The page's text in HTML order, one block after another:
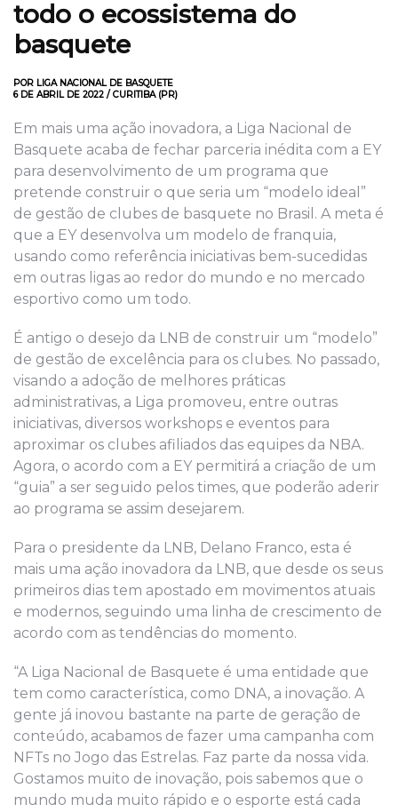
todo o ecossistema do
basquete
POR LIGA NACIONAL DE BASQUETE
6 DE ABRIL DE 2022 / CURITIBA (PR)
Em mais uma ação inovadora, a Liga Nacional de
Basquete acaba de fechar parceria inédita com a EY
para desenvolvimento de um programa que
pretende construir o que seria um “modelo ideal”
de gestão de clubes de basquete no Brasil. A meta é
que a EY desenvolva um modelo de franquia,
usando como referência iniciativas bem-sucedidas
em outras ligas ao redor do mundo e no mercado
esportivo como um todo.
É antigo o desejo da LNB de construir um “modelo”
de gestão de excelência para os clubes. No passado,
visando a adoção de melhores práticas
administrativas, a Liga promoveu, entre outras
iniciativas, diversos workshops e eventos para
aproximar os clubes afiliados das equipes da NBA.
Agora, o acordo com a EY permitirá a criação de um
“guia” a ser seguido pelos times, que poderão aderir
ao programa se assim desejarem.
Para o presidente da LNB, Delano Franco, esta é
mais uma ação inovadora da LNB, que desde os seus
primeiros dias tem apostado em movimentos atuais
e modernos, seguindo uma linha de crescimento de
acordo com as tendências do momento.
“A Liga Nacional de Basquete é uma entidade que
tem como característica, como DNA, a inovação. A
gente já inovou bastante na parte de geração de
conteúdo, acabamos de fazer uma campanha com
NFTs no Jogo das Estrelas. Faz parte da nossa vida.
Gostamos muito de inovação, pois sabemos que o
mundo muda muito rápido e o esporte está cada